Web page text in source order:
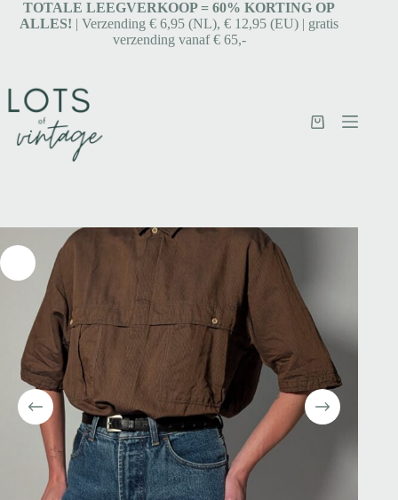
TOTALE LEEGVERKOOP = 60% KORTING OP
ALLES! | Verzending € 6,95 (NL), € 12,95 (EU) | gratis
verzending vanaf € 65,-